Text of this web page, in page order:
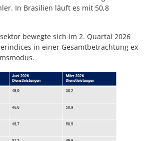
In Brasilien läuft es mit 50,8
bewegte sich im 2. Quartal 2026
in einer Gesamtbetrachtung ex